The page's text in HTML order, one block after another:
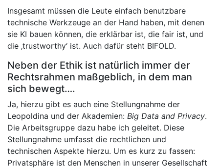
Insgesamt müssen die Leute einfach benutzbare
technische Werkzeuge an der Hand haben, mit denen
sie KI bauen können, die erklärbar ist, die fair ist, und
die ‚trustworthy‘ ist. Auch dafür steht BIFOLD.
Neben der Ethik ist natürlich immer der
Rechtsrahmen maßgeblich, in dem man
sich bewegt….
Ja, hierzu gibt es auch eine Stellungnahme der
Leopoldina und der Akademien: Big Data and Privacy.
Die Arbeitsgruppe dazu habe ich geleitet. Diese
Stellungnahme umfasst die rechtlichen und
technischen Aspekte hierzu. Um es kurz zu fassen:
Privatsphäre ist den Menschen in unserer Gesellschaft